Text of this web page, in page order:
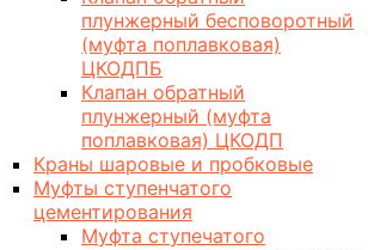
плунжерный бесповоротный
(муфта поплавковая)
ЦКОДПБ
Клапан обратный
плунжерный (муфта
поплавковая) ЦКОДП
Краны шаровые и пробковые
Муфты ступенчатого
цементирования
Муфта ступечатого